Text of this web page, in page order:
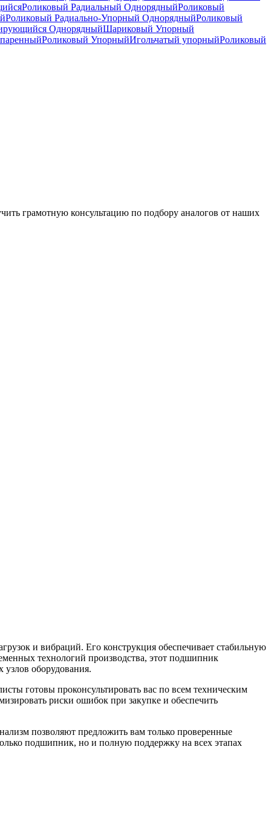
Роликовый Радиальный ОднорядныйРоликовый
Роликовый Радиально-Упорный ОднорядныйРоликовый
ОднорядныйШариковый Упорный
Роликовый УпорныйИгольчатый упорныйРоликовый
грамотную консультацию по подбору аналогов от наших
и вибраций. Его конструкция обеспечивает стабильную
технологий производства, этот подшипник
узлов оборудования.
готовы проконсультировать вас по всем техническим
риски ошибок при закупке и обеспечить
позволяют предложить вам только проверенные
подшипник, но и полную поддержку на всех этапах